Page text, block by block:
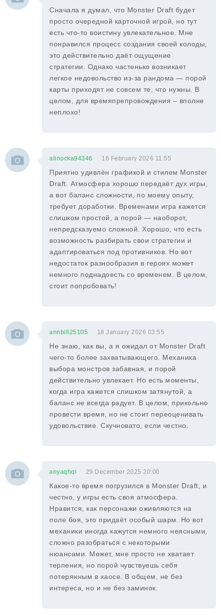
Сначала я думал, что Monster Draft будет
просто очередной карточной игрой, но тут
есть что-то воистину увлекательное. Мне
понравился процесс создания своей колоды,
это действительно даёт ощущение
стратегии. Однако частенько возникает
легкое недовольство из-за рандома — порой
карты приходят не совсем те, что нужны. В
целом, для времяпрепровождения – вполне
неплохо!
alinocka94346 16 February 2026 11:55
Приятно удивлён графикой и стилем Monster
Draft. Атмосфера хорошо передаёт дух игры,
а вот баланс сложности, по моему опыту,
требует доработки. Временами игра кажется
слишком простой, а порой — наоборот,
непредсказуемо сложной. Хорошо, что есть
возможность разбирать свои стратегии и
адаптироваться под противников. Но вот
недостаток разнообразия в героях может
немного поднадоесть со временем. В целом,
стоит попробовать!
annbill25105 18 January 2026 03:55
Не знаю, как вы, а я ожидал от Monster Draft
чего-то более захватывающего. Механика
выбора монстров забавная, и порой
действительно увлекает. Но есть моменты,
когда игра кажется слишком затянутой, а
баланс не всегда радует. В целом, прикольно
провести время, но не стоит переоценивать
удовольствие. Скучновато, если честно.
anyaqhqi 29 December 2025 20:00
Какое-то время погрузился в Monster Draft, и
честно, у игры есть своя атмосфера.
Нравится, как персонажи оживляются на
поле боя, это придаёт особый шарм. Но вот
механики иногда кажутся немного неясными,
сложно разобраться с некоторыми
нюансами. Может, мне просто не хватает
терпения, но порой чувствуешь себя
потерянным в хаосе. В общем, не без
интереса, но и не без заминок.